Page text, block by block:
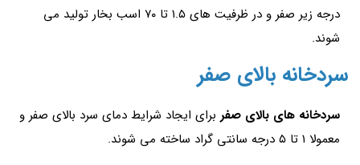
درجه زیر صفر و در ظرفیت های ۱.۵ تا ۷۰ اسب بخار تولید می
شوند.
سردخانه بالای صفر
سردخانه های بالای صفر برای ایجاد شرایط دمای سرد بالای صفر و
معمولا ۱ تا ۵ درجه سانتی گراد ساخته می شوند.